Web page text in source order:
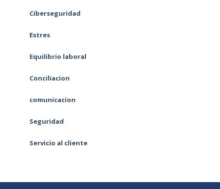
Ciberseguridad
Estres
Equilibrio laboral
Conciliacion
comunicacion
Seguridad
Servicio al cliente